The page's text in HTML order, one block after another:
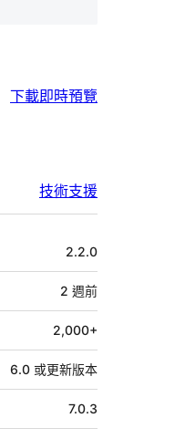
下載即時預覽
技術支援
2.2.0
2 週前
2,000+
6.0 或更新版本
7.0.3